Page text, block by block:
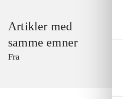
Artikler med
samme emner
Fra